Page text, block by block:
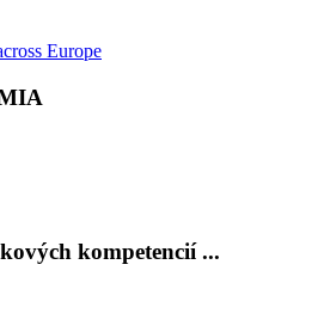
Europe
kompetencií ...